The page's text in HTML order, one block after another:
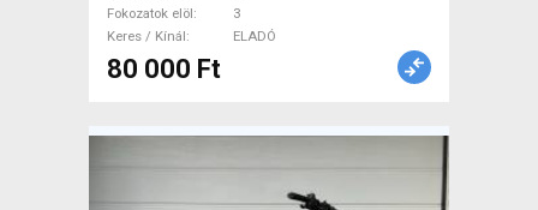
Fokozatok elöl
3
Keres / Kínál
ELADÓ
80 000 Ft